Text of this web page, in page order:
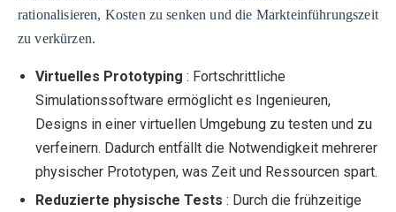
rationalisieren, Kosten zu senken und die Markteinführungszeit
zu verkürzen.
Virtuelles Prototyping : Fortschrittliche
Simulationssoftware ermöglicht es Ingenieuren,
Designs in einer virtuellen Umgebung zu testen und zu
verfeinern. Dadurch entfällt die Notwendigkeit mehrerer
physischer Prototypen, was Zeit und Ressourcen spart.
Reduzierte physische Tests : Durch die frühzeitige